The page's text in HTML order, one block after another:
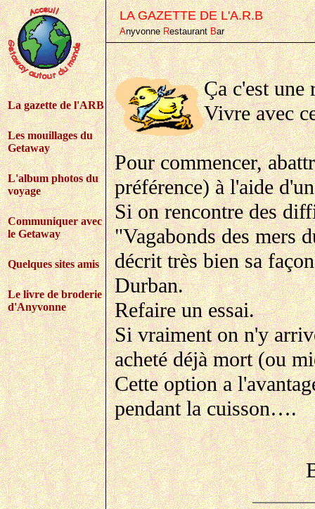
La gazette de l'ARB
Les mouillages du
Getaway
L'album photos du
voyage
Communiquer avec
le Getaway
Quelques sites amis
Le livre de broderie
d'Anyvonne
LA GAZETTE DE L'A.R.B
AnyvonneRestaurantBar
Ça c'est une
Vivre avec
Pour commencer,
préférence) à l'aide
Si on rencontre des
"Vagabonds des mers
décrit très bien sa
Durban.
Refaire un essai.
Si vraiment on n'y
acheté déjà mort (ou
Cette option a
pendant la cuisson….